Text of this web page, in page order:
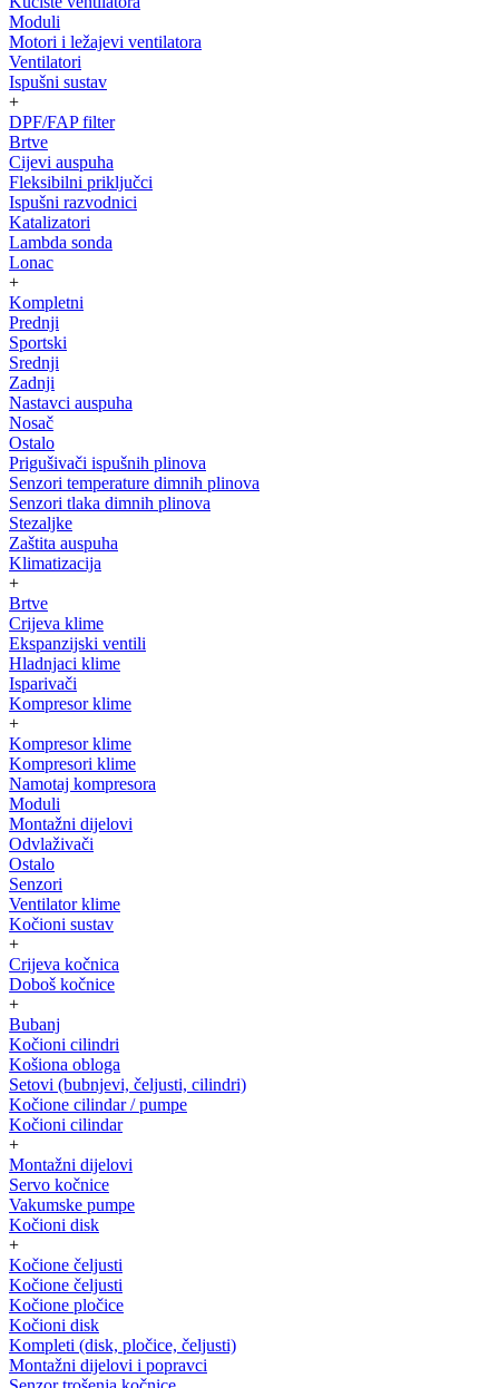
Moduli
Motori i ležajevi ventilatora
Ventilatori
Ispušni sustav
+
DPF/FAP filter
Brtve
Cijevi auspuha
Fleksibilni priključci
Ispušni razvodnici
Katalizatori
Lambda sonda
Lonac
+
Kompletni
Prednji
Sportski
Srednji
Zadnji
Nastavci auspuha
Nosač
Ostalo
Prigušivači ispušnih plinova
Senzori temperature dimnih plinova
Senzori tlaka dimnih plinova
Stezaljke
Zaštita auspuha
Klimatizacija
+
Brtve
Crijeva klime
Ekspanzijski ventili
Hladnjaci klime
Isparivači
Kompresor klime
+
Kompresor klime
Kompresori klime
Namotaj kompresora
Moduli
Montažni dijelovi
Odvlaživači
Ostalo
Senzori
Ventilator klime
Kočioni sustav
+
Crijeva kočnica
Doboš kočnice
+
Bubanj
Kočioni cilindri
Košiona obloga
Setovi (bubnjevi, čeljusti, cilindri)
Kočione cilindar / pumpe
Kočioni cilindar
+
Montažni dijelovi
Servo kočnice
Vakumske pumpe
Kočioni disk
+
Kočione čeljusti
Kočione čeljusti
Kočione pločice
Kočioni disk
Kompleti (disk, pločice, čeljusti)
Montažni dijelovi i popravci